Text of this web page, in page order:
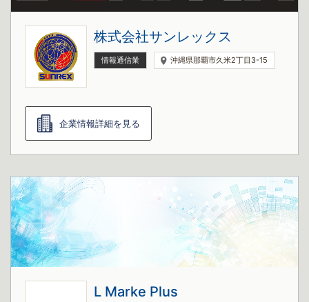
株式会社サンレックス
情報通信業 沖縄県那覇市久米2丁目3-15
企業情報詳細を見る
L Marke Plus